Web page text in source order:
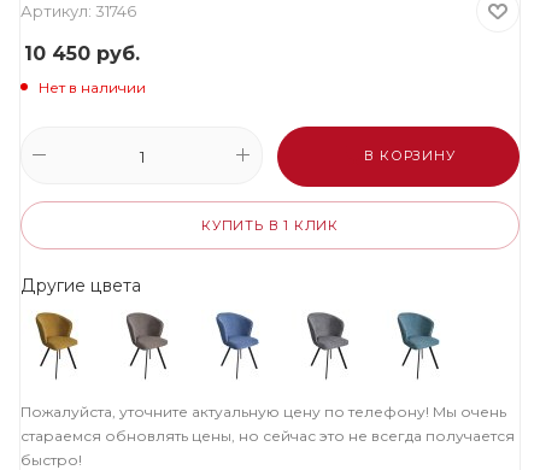
Артикул: 31746
10 450 руб.
Нет в наличии
В КОРЗИНУ
КУПИТЬ В 1 КЛИК
Другие цвета
Пожалуйста, уточните актуальную цену по телефону! Мы очень
стараемся обновлять цены, но сейчас это не всегда получается
быстро!